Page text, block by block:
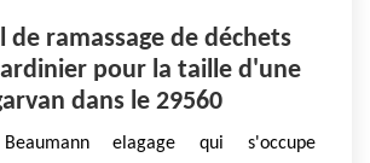
de ramassage de déchets
pour la taille d'une
dans le 29560
elagage qui s'occupe